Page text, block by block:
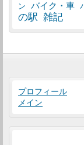
ン
バイク・車
の駅 雑記
プロフィール
メイン